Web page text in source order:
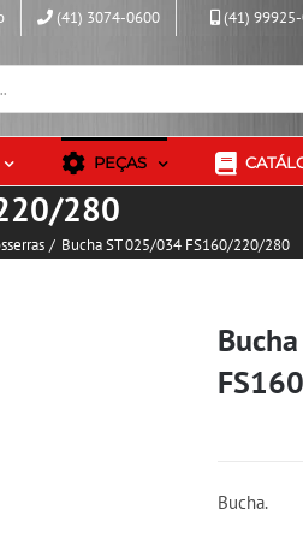
(41) 3074-0600 (41)
PEÇAS
280
Bucha ST 025/034 FS160/220/280
Bucha.